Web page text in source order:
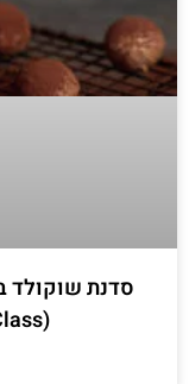
סדנת שוקולד
(Chocolate Cooking Class)